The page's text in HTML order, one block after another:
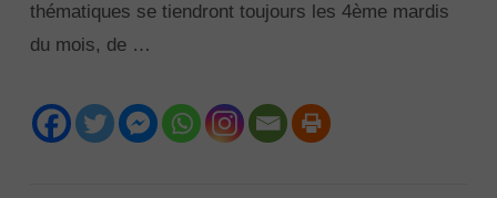
thématiques se tiendront toujours les 4ème mardis
du mois, de …